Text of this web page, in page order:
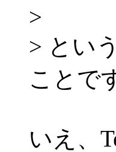
>
> とい
ことで
いえ、